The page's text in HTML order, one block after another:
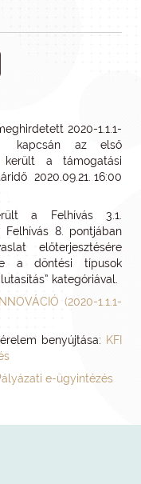
2020-1.1.1-
kapcsán az első
került a támogatási
2020.09.21. 16:00
a Felhívás 3.1.
8. pontjában
előterjesztésére
a döntési típusok
kategóriával.
(2020-1.1.1-
benyújtása: KFI
e-ügyintézés